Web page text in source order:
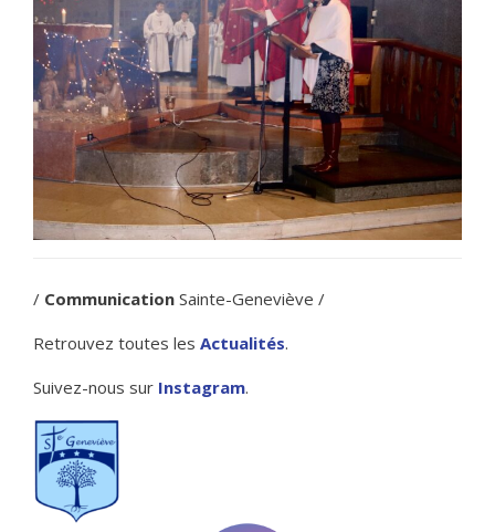
/ Communication Sainte-Geneviève /
Retrouvez toutes les Actualités.
Suivez-nous sur Instagram.